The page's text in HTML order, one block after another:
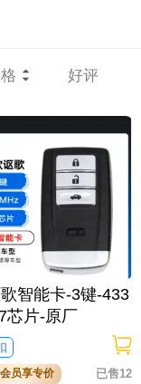
好评
智能卡-3键-433
芯片-原厂
会员享专价 已售12